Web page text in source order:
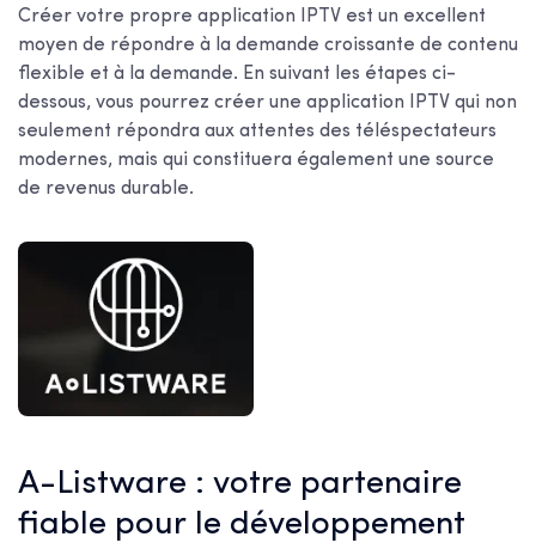
Créer votre propre application IPTV est un excellent
moyen de répondre à la demande croissante de contenu
flexible et à la demande. En suivant les étapes ci-
dessous, vous pourrez créer une application IPTV qui non
seulement répondra aux attentes des téléspectateurs
modernes, mais qui constituera également une source
de revenus durable.
A-Listware : votre partenaire
fiable pour le développement